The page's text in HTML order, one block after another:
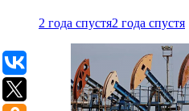
2 года спустя2 года спустя